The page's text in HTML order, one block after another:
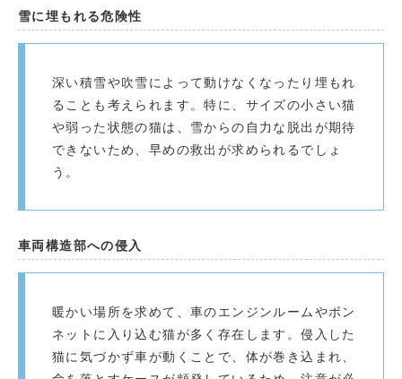
雪に埋もれる危険性
深い積雪や吹雪によって動けなくなったり埋もれ
ることも考えられます。特に、サイズの小さい猫
や弱った状態の猫は、雪からの自力な脱出が期待
できないため、早めの救出が求められるでしょ
う。
車両構造部への侵入
暖かい場所を求めて、車のエンジンルームやボン
ネットに入り込む猫が多く存在します。侵入した
猫に気づかず車が動くことで、体が巻き込まれ、